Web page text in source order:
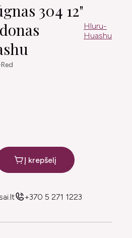
304 12"
Hluru-
Huashu
Į krepšelį
+370 5 271 1223